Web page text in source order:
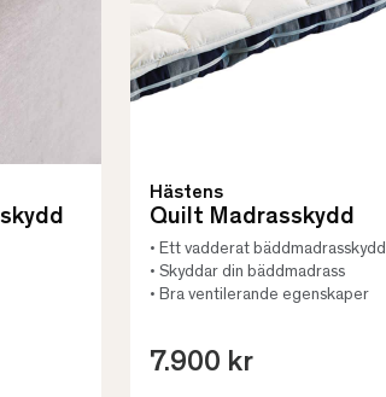
Hästens
Quilt Madrasskydd
• Ett vadderat bäddmadrasskydd
• Skyddar din bäddmadrass
• Bra ventilerande egenskaper
7.900 kr